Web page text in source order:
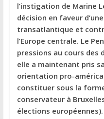
l’instigation de Marine
décision en faveur
transatlantique et
l’Europe centrale. Le
pressions au cours des
elle a maintenant pris
orientation pro-
constituer sous la
conservateur à
élections européennes).